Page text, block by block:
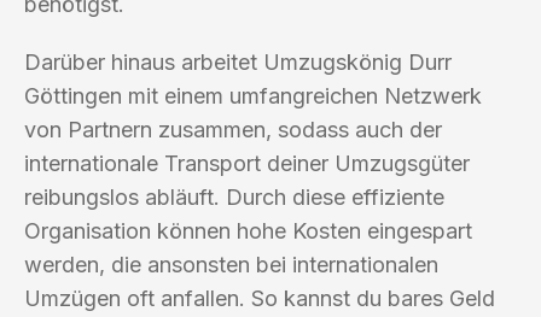
Darüber hinaus arbeitet Umzugskönig Durr
Göttingen mit einem umfangreichen Netzwerk
von Partnern zusammen, sodass auch der
internationale Transport deiner Umzugsgüter
reibungslos abläuft. Durch diese effiziente
Organisation können hohe Kosten eingespart
werden, die ansonsten bei internationalen
Umzügen oft anfallen. So kannst du bares Geld